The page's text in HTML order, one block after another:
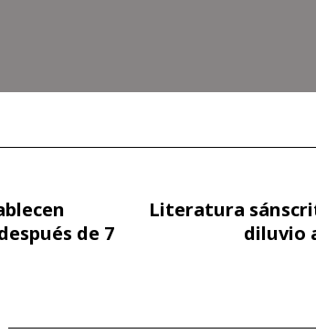
de 7
Literatura
diluvio